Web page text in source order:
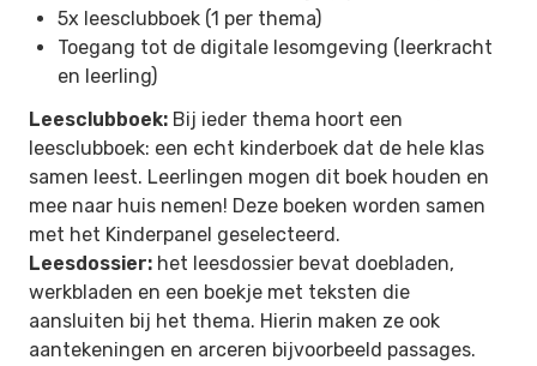
5x leesclubboek (1 per thema)
Toegang tot de digitale lesomgeving (leerkracht
en leerling)
Leesclubboek: Bij ieder thema hoort een
leesclubboek: een echt kinderboek dat de hele klas
samen leest. Leerlingen mogen dit boek houden en
mee naar huis nemen! Deze boeken worden samen
met het Kinderpanel geselecteerd.
Leesdossier: het leesdossier bevat doebladen,
werkbladen en een boekje met teksten die
aansluiten bij het thema. Hierin maken ze ook
aantekeningen en arceren bijvoorbeeld passages.